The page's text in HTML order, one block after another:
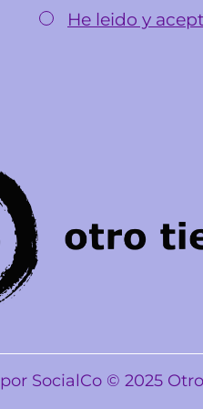
He leido y
por SocialCo © 2025